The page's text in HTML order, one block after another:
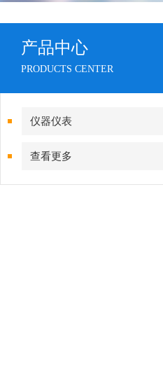
产品中心
PRODUCTS CENTER
仪器仪表
查看更多